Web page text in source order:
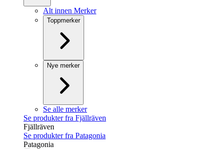
Alt innen Merker
Toppmerker
Nye merker
Se alle merker
Se produkter fra Fjällräven
Fjällräven
Se produkter fra Patagonia
Patagonia